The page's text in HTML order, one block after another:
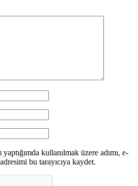
kullanılmak üzere adımı, e-
bu tarayıcıya kaydet.